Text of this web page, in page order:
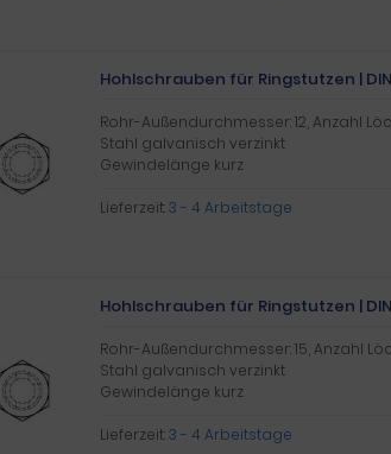
Hohlschrauben für Ringstutzen | DIN
Rohr-Außendurchmesser: 12, Anzahl
Stahl galvanisch verzinkt
Gewindelänge kurz
Lieferzeit:3 - 4 Arbeitstage
Hohlschrauben für Ringstutzen | DIN
Rohr-Außendurchmesser: 15, Anzahl
Stahl galvanisch verzinkt
Gewindelänge kurz
Lieferzeit:3 - 4 Arbeitstage